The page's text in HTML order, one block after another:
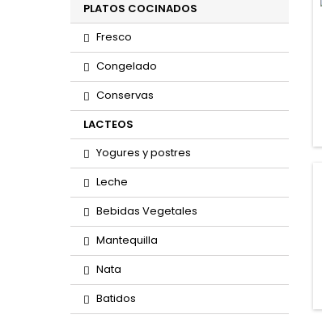
PLATOS COCINADOS
Fresco
Congelado
Conservas
LACTEOS
Yogures y postres
Leche
Bebidas Vegetales
Mantequilla
Nata
Batidos